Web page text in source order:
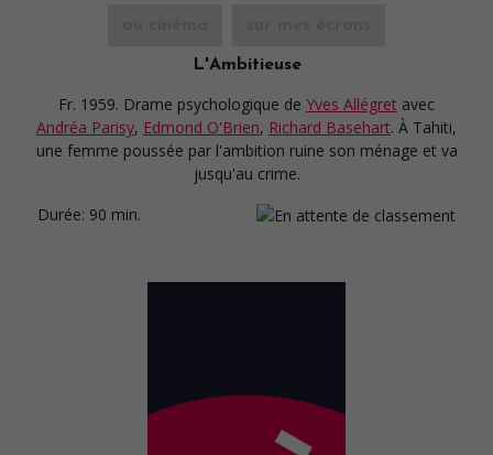
L'Ambitieuse
Fr. 1959. Drame psychologique de Yves Allégret avec
Andréa Parisy, Edmond O'Brien, Richard Basehart. À Tahiti,
une femme poussée par l'ambition ruine son ménage et va
jusqu'au crime.
Durée: 90 min.